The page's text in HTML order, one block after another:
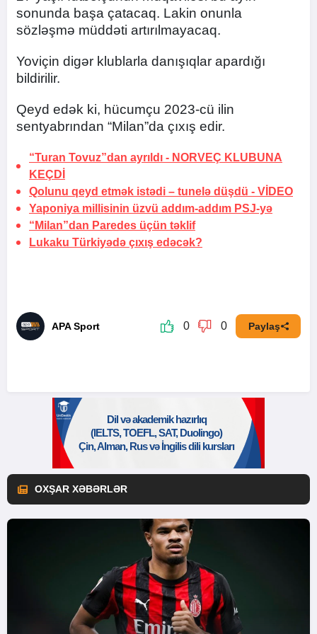
sonunda başa çatacaq. Lakin onunla
sözləşmə müddəti artırılmayacaq.
Yoviçin digər klublarla danışıqlar apardığı
bildirilir.
Qeyd edək ki, hücumçu 2023-cü ilin
sentyabrından “Milan”da çıxış edir.
“Turan Tovuz”dan ayrıldı - NORVEÇ KLUBUNA
KEÇDİ
Qolunu qeyd etmək istədi – tunelə düşdü - VİDEO
Yaponiya millisinin üzvü addım-addım PSJ-yə
“Milan”dan Paredes üçün təklif
Lukaku Türkiyədə çıxış edəcək?
APA Sport 0 0 Paylaş
OXŞAR XƏBƏRLƏR